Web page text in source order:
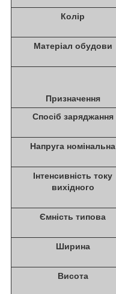
Колір
Матеріал обудови
Призначення
Спосіб заряджання
Напруга номінальна
Інтенсивність току
вихідного
Ємність типова
Ширина
Висота